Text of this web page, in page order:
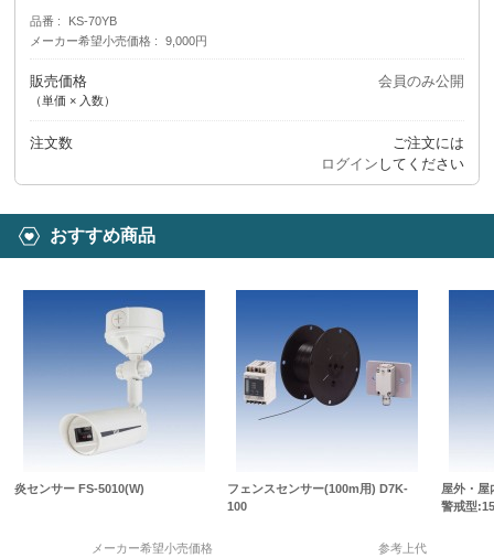
品番
KS-70YB
メーカー希望小売価格
9,000円
販売価格
（単価 × 入数）
会員のみ公開
注文数
ご注文には
ログイン してください
おすすめ商品
炎センサー FS-5010(W)
メーカー希望小売価格
フェンスセンサー(100m用) D7K-
100
参考上代
屋外・屋
警戒型